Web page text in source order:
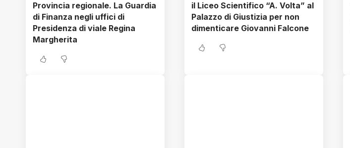
Provincia regionale. La Guardia
di Finanza negli uffici di
Presidenza di viale Regina
Margherita
il Liceo Scientifico “A. Volta” al
Palazzo di Giustizia per non
dimenticare Giovanni Falcone